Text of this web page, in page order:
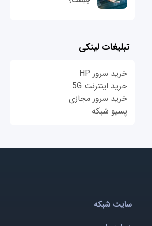
تبلیغات لینکی
خرید سرور HP
خرید اینترنت 5G
خرید سرور مجازی
پسیو شبکه
سایت شبکه